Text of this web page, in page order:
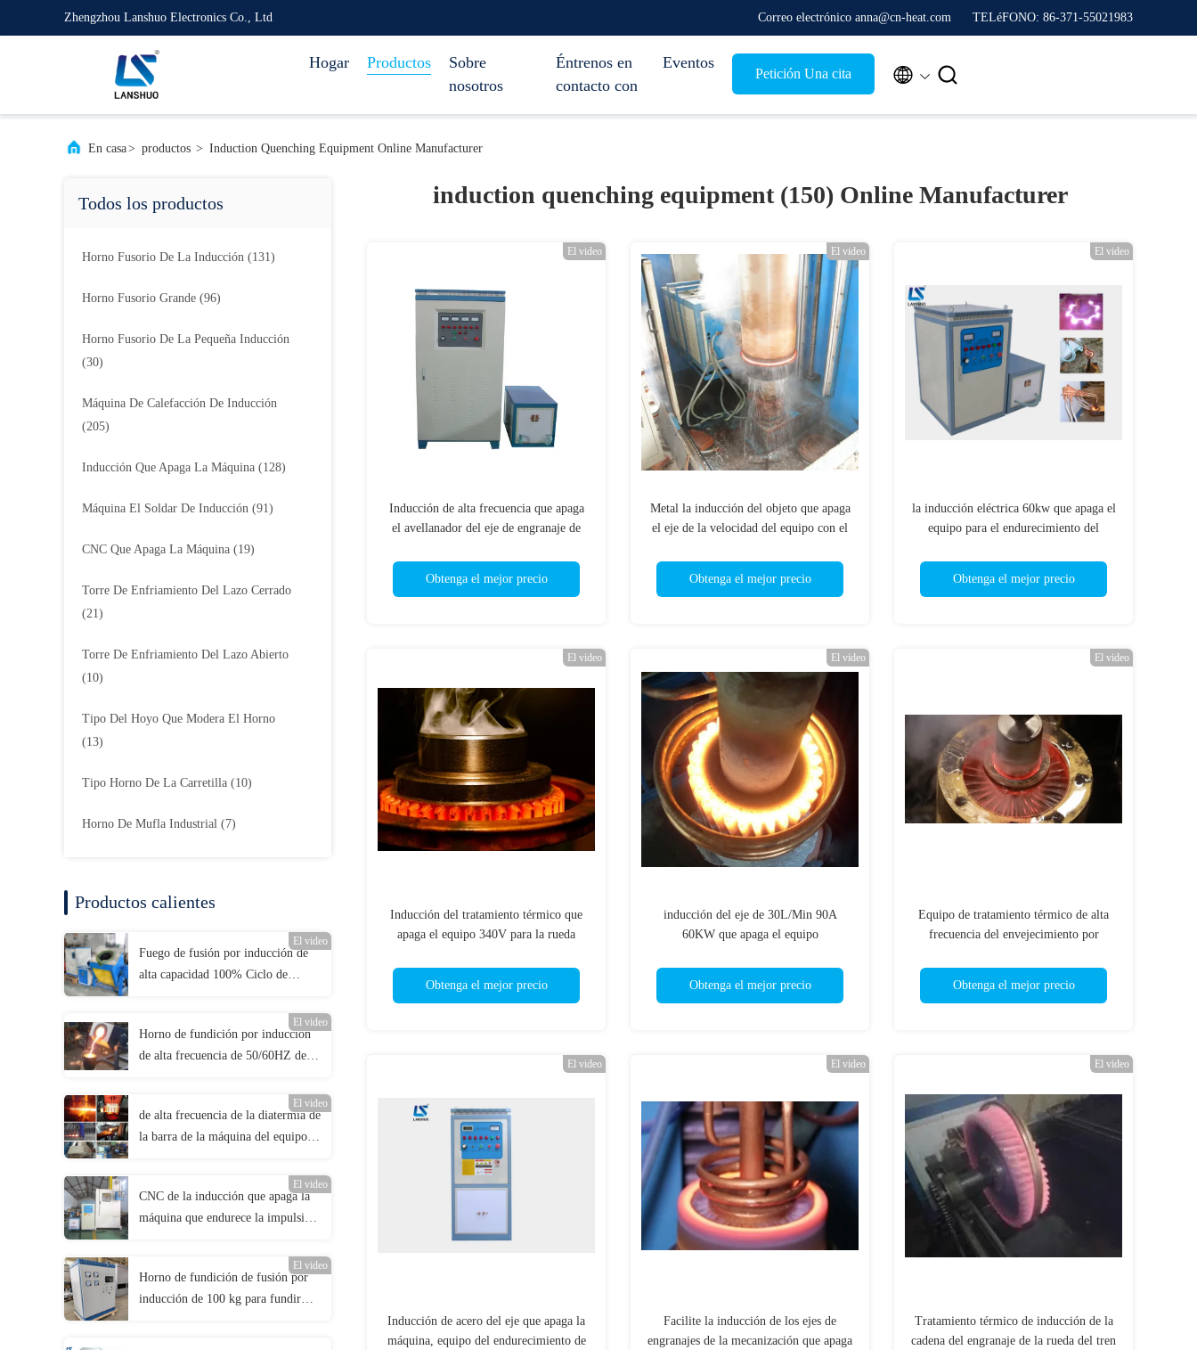
Zhengzhou Lanshuo Electronics Co., Ltd Correo electrónico anna@cn-heat.com TELéFONO: 86-371-55021983
Hogar Productos
Sobre
nosotros
Éntrenos en
contacto con
Eventos
Petición Una cita  
En casa> productos > Induction Quenching Equipment Online Manufacturer
Todos los productos
Horno Fusorio De La Inducción (131)
Horno Fusorio Grande (96)
Horno Fusorio De La Pequeña Inducción
(30)
Máquina De Calefacción De Inducción
(205)
Inducción Que Apaga La Máquina (128)
Máquina El Soldar De Inducción (91)
CNC Que Apaga La Máquina (19)
Torre De Enfriamiento Del Lazo Cerrado
(21)
Torre De Enfriamiento Del Lazo Abierto
(10)
Tipo Del Hoyo Que Modera El Horno
(13)
Tipo Horno De La Carretilla (10)
Horno De Mufla Industrial (7)
Productos calientes
El video
Fuego de fusión por inducción de
alta capacidad 100% Ciclo de
El video
Horno de fundición por inducción
de alta frecuencia de 50/60HZ de
El video
de alta frecuencia de la diatermia de
la barra de la máquina del equipo
El video
CNC de la inducción que apaga la
máquina que endurece la impulsión
El video
Horno de fundición de fusión por
inducción de 100 kg para fundir
induction quenching equipment (150) Online Manufacturer
El video
Inducción de alta frecuencia que apaga
el avellanador del eje de engranaje de
Obtenga el mejor precio
El video
Metal la inducción del objeto que apaga
el eje de la velocidad del equipo con el
Obtenga el mejor precio
El video
la inducción eléctrica 60kw que apaga el
equipo para el endurecimiento del
Obtenga el mejor precio
El video
Inducción del tratamiento térmico que
apaga el equipo 340V para la rueda
Obtenga el mejor precio
El video
inducción del eje de 30L/Min 90A
60KW que apaga el equipo
Obtenga el mejor precio
El video
Equipo de tratamiento térmico de alta
frecuencia del envejecimiento por
Obtenga el mejor precio
El video
Inducción de acero del eje que apaga la
máquina, equipo del endurecimiento de
El video
Facilite la inducción de los ejes de
engranajes de la mecanización que apaga
El video
Tratamiento térmico de inducción de la
cadena del engranaje de la rueda del tren